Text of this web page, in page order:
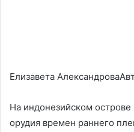
Елизавета
На индонезийском
орудия времен раннего